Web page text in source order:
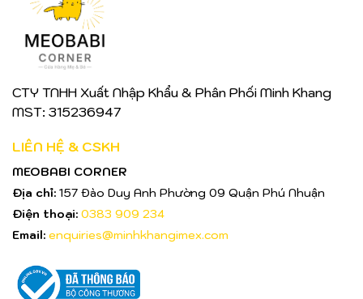
CTY TNHH Xuất Nhập Khẩu & Phân Phối Minh Khang
MST: 315236947
LIÊN HỆ & CSKH
MEOBABI CORNER
Địa chỉ: 157 Đào Duy Anh Phường 09 Quận Phú Nhuận
Điện thoại: 0383 909 234
Email: enquiries@minhkhangimex.com